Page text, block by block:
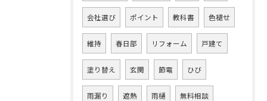
会社選び ポイント 教科書 色褪せ
維持 春日部 リフォーム 戸建て
塗り替え 玄関 節電 ひび
雨漏り 遮熱 雨樋 無料相談